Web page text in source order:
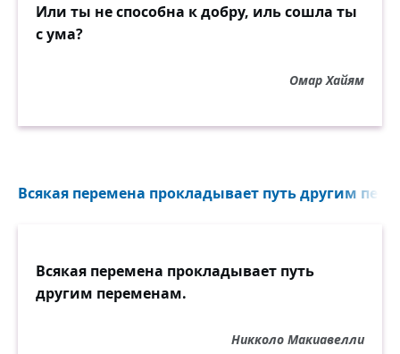
Или ты не способна к добру, иль сошла ты
с ума?
Омар Хайям
Всякая перемена прокладывает путь другим
Всякая перемена прокладывает путь
другим переменам.
Никколо Макиавелли